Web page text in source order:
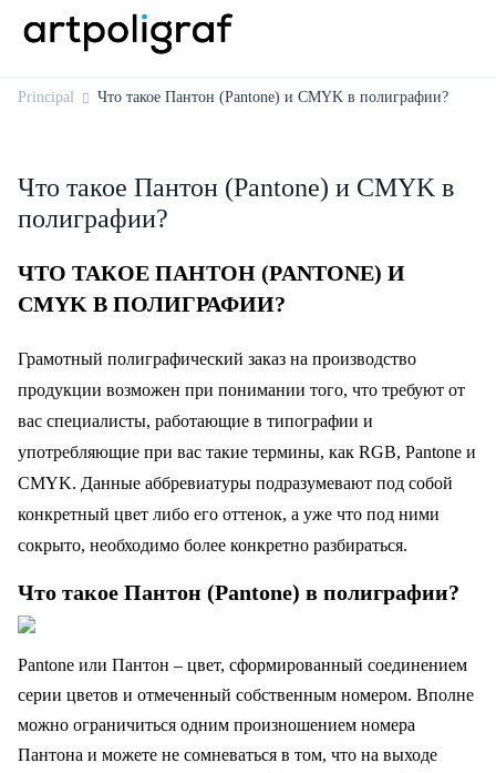
Principal Что такое Пантон (Pantone) и CMYK в полиграфии?
Что такое Пантон (Pantone) и CMYK в
полиграфии?
ЧТО ТАКОЕ ПАНТОН (PANTONE) И
CMYK В ПОЛИГРАФИИ?
Грамотный полиграфический заказ на производство
продукции возможен при понимании того, что требуют от
вас специалисты, работающие в типографии и
употребляющие при вас такие термины, как RGB, Pantone и
CMYK. Данные аббревиатуры подразумевают под собой
конкретный цвет либо его оттенок, а уже что под ними
сокрыто, необходимо более конкретно разбираться.
Что такое Пантон (Pantone) в полиграфии?
Pantone или Пантон – цвет, сформированный соединением
серии цветов и отмеченный собственным номером. Вполне
можно ограничиться одним произношением номера
Пантона и можете не сомневаться в том, что на выходе